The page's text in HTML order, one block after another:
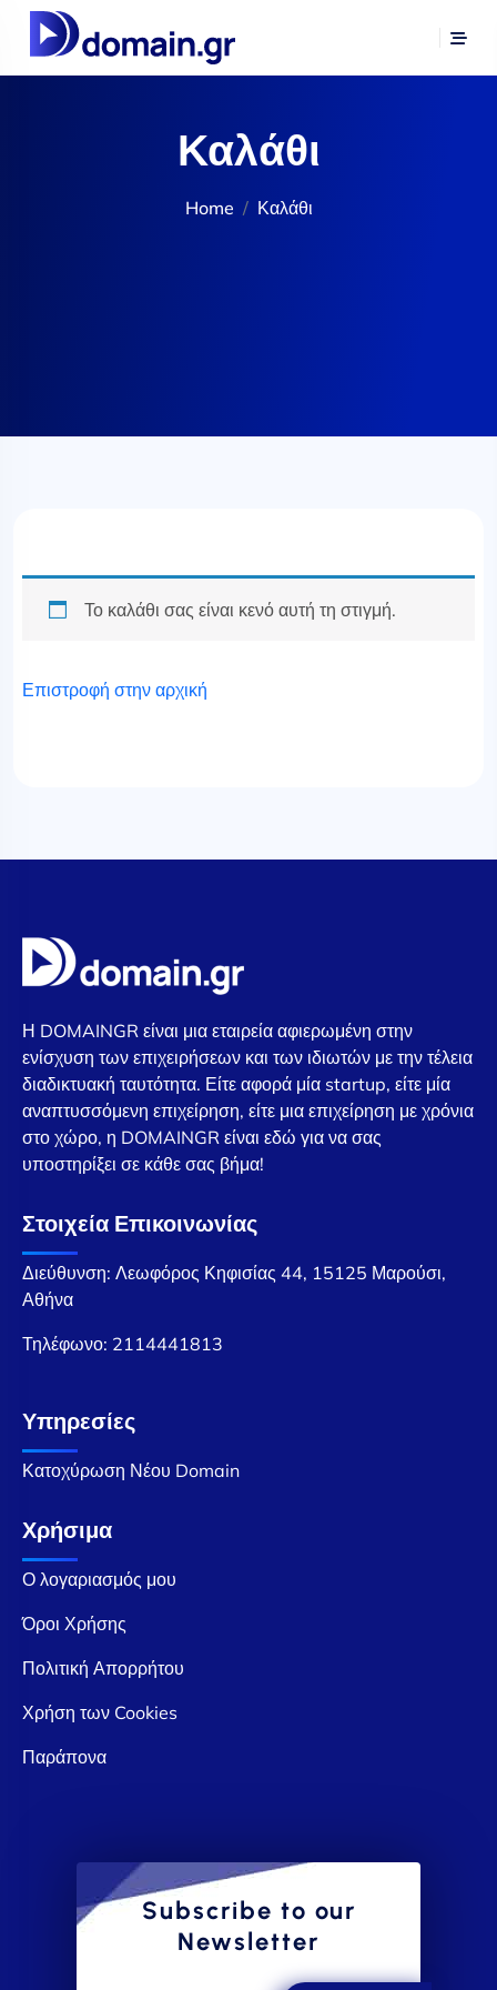
Καλάθι
Home Καλάθι
Το καλάθι σας είναι κενό αυτή τη στιγμή.
Επιστροφή στην αρχική
Η DOMAINGR είναι μια εταιρεία αφιερωμένη στην
ενίσχυση των επιχειρήσεων και των ιδιωτών με την τέλεια
διαδικτυακή ταυτότητα. Είτε αφορά μία startup, είτε μία
αναπτυσσόμενη επιχείρηση, είτε μια επιχείρηση με χρόνια
στο χώρο, η DOMAINGR είναι εδώ για να σας
υποστηρίξει σε κάθε σας βήμα!
Στοιχεία Επικοινωνίας
Διεύθυνση: Λεωφόρος Κηφισίας 44, 15125 Μαρούσι,
Αθήνα
Τηλέφωνο: 2114441813
Υπηρεσίες
Κατοχύρωση Νέου Domain
Χρήσιμα
Ο λογαριασμός μου
Όροι Χρήσης
Πολιτική Απορρήτου
Χρήση των Cookies
Παράπονα
Subscribe to our
Newsletter